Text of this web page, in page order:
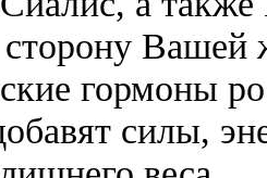
Вашей
гормоны
силы,